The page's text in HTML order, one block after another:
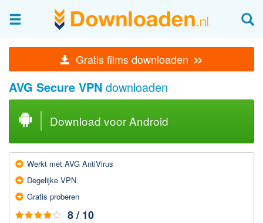
Gratis films downloaden »
Afbeeldingen & fotografie
Beheren en bekijken
Afbeelding & foto bewerken
Foto apps
Screenshots Maken
Audio & Video
Branden en Rippen
Converteren
AVG Secure VPN downloaden
Download voor Android
Werkt met AVG AntiVirus
Degelijke VPN
Gratis proberen
8 / 10